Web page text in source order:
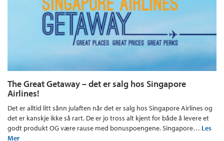
The Great Getaway – det er salg hos Singapore
Airlines!
Det er alltid litt sånn julaften når det er salg hos Singapore Airlines og
det er kanskje ikke så rart. De er jo tross alt kjent for både å levere et
godt produkt OG være rause med bonuspoengene. Singapore… Les
Mer